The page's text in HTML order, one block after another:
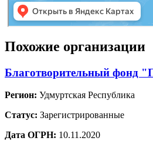
Похожие организации
Благотворительный фонд
Регион: Удмуртская Республика
Статус: Зарегистрированные
Дата ОГРН: 10.11.2020